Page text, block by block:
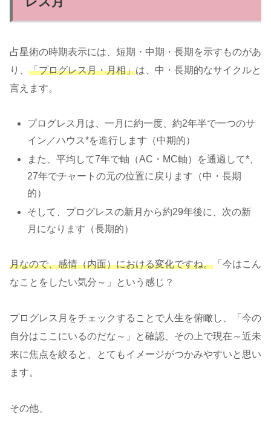
占星術の時期表示には、短期・中期・長期を示すものがあ
り、 「プログレス月・月相」は、中・長期的なサイクルと
言えます。
プログレス月は、一月に約一度、約2年半で一つのサ
イン／ハウス*を進行します（中期的）
また、平均して7年で軸（AC・MC軸）を通過して*、
27年でチャートの元の位置に戻ります（中・長期
的）
そして、プログレスの新月から約29年後に、次の新
月になります（長期的）
月なので、感情（内面）における変化ですね。 「今はこん
なことをしたい気分～」という感じ？
プログレス月をチェックすることで人生を俯瞰し、「今の
自分はここにいるのだな～」と確認、その上で現在～近未
来に焦点を絞ると、とてもイメージがつかみやすいと思い
ます。
その他、